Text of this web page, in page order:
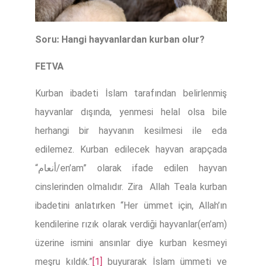
Soru: Hangi hayvanlardan kurban olur?
FETVA
Kurban ibadeti İslam tarafından belirlenmiş
hayvanlar dışında, yenmesi helal olsa bile
herhangi bir hayvanın kesilmesi ile eda
edilemez. Kurban edilecek hayvan arapçada
“أنعام/en’am” olarak ifade edilen hayvan
cinslerinden olmalıdır. Zira Allah Teala kurban
ibadetini anlatırken “Her ümmet için, Allah’ın
kendilerine rızık olarak verdiği hayvanlar(en’am)
üzerine ismini ansınlar diye kurban kesmeyi
meşru kıldık.” [1]
buyurarak İslam ümmeti ve